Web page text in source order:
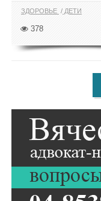
ЗДОРОВЬЕ ДЕТИ
378